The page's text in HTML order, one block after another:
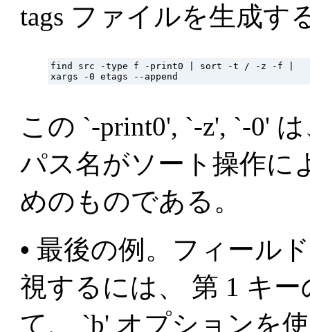
tags ファイルを生成す
find src -type f -print0 | sort -t / -z -f |
この `-print0', `-z', `-0'
パス名がソート操作に
めのものである。
• 最後の例。フィール
視するには、 第 1 キ
て、 `b' オプションを